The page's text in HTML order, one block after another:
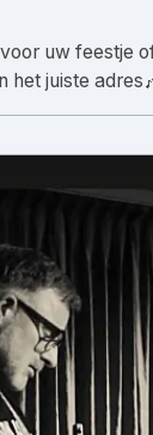
uw feestje
het juiste